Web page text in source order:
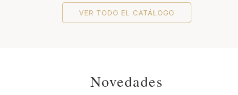
VER TODO EL CATÁLOGO
Novedades